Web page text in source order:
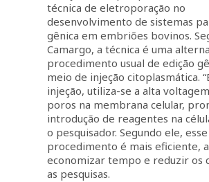
técnica de eletroporação no
desenvolvimento de sistemas
gênica em embriões bovinos.
Camargo, a técnica é uma
procedimento usual de edição
meio de injeção citoplasmática.
injeção, utiliza-se a alta
poros na membrana celular,
introdução de reagentes na
o pesquisador. Segundo ele, esse
procedimento é mais eficiente,
economizar tempo e reduzir os
as pesquisas.